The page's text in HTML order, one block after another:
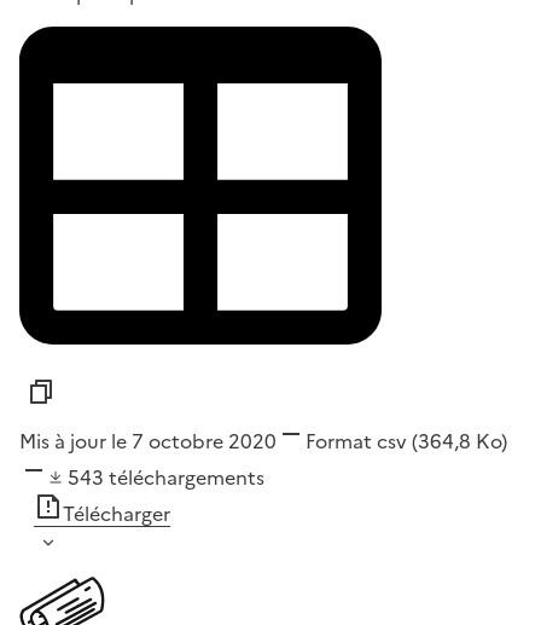
Mis à jour le 7 octobre 2020 Format csv(364,8 Ko)
543 téléchargements
Télécharger